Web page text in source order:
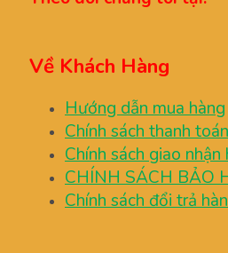
Về Khách Hàng
Hướng dẫn mua hàng
Chính sách thanh toán
Chính sách giao nhận
CHÍNH SÁCH BẢO
Chính sách đổi trả